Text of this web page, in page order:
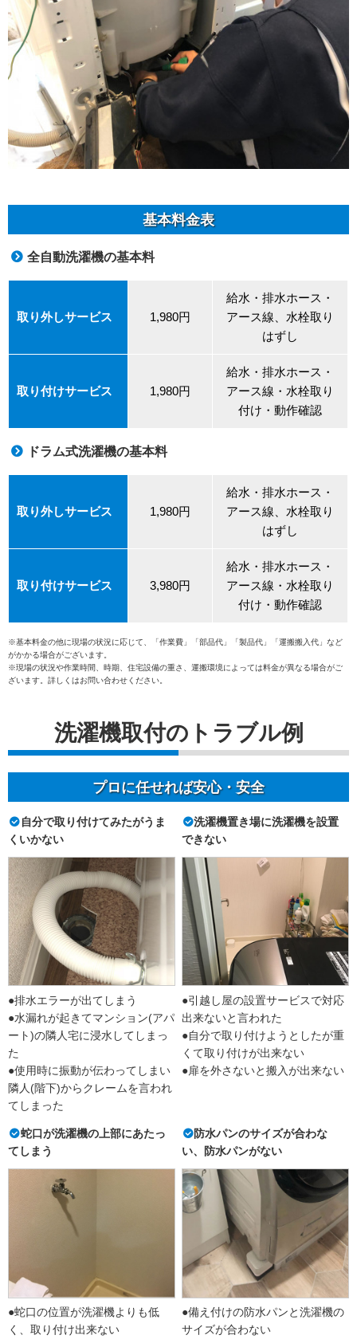
基本料金表
全自動洗濯機の基本料
取り外しサービス 1,980円
給水・排水ホース・
アース線、水栓取り
はずし
取り付けサービス 1,980円
給水・排水ホース・
アース線・水栓取り
付け・動作確認
ドラム式洗濯機の基本料
取り外しサービス 1,980円
給水・排水ホース・
アース線、水栓取り
はずし
取り付けサービス 3,980円
給水・排水ホース・
アース線・水栓取り
付け・動作確認
※基本料金の他に現場の状況に応じて、「作業費」「部品代」「製品代」「運搬搬入代」など
がかかる場合がございます。
※現場の状況や作業時間、時期、住宅設備の重さ、運搬環境によっては料金が異なる場合がご
ざいます。詳しくはお問い合わせください。
洗濯機取付のトラブル例
プロに任せれば安心・安全
自分で取り付けてみたがうま
くいかない
●排水エラーが出てしまう
●水漏れが起きてマンション(アパ
ート)の隣人宅に浸水してしまっ
た
●使用時に振動が伝わってしまい
隣人(階下)からクレームを言われ
てしまった
洗濯機置き場に洗濯機を設置
できない
●引越し屋の設置サービスで対応
出来ないと言われた
●自分で取り付けようとしたが重
くて取り付けが出来ない
●扉を外さないと搬入が出来ない
蛇口が洗濯機の上部にあたっ
てしまう
●蛇口の位置が洗濯機よりも低
く、取り付け出来ない
防水パンのサイズが合わな
い、防水パンがない
●備え付けの防水パンと洗濯機の
サイズが合わない